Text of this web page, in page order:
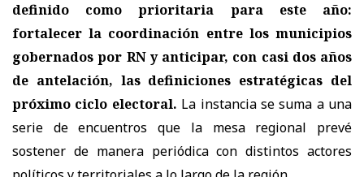
definido como prioritaria para este año:
fortalecer la coordinación entre los municipios
gobernados por RN y anticipar, con casi dos años
de antelación, las definiciones estratégicas del
próximo ciclo electoral. La instancia se suma a una
serie de encuentros que la mesa regional prevé
sostener de manera periódica con distintos actores